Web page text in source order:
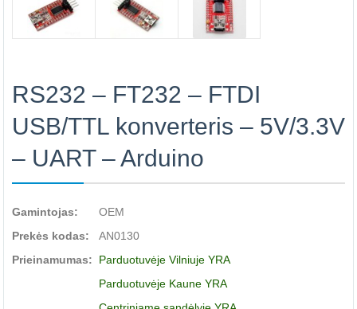
RS232 – FT232 – FTDI
USB/TTL konverteris – 5V/3.3V
– UART – Arduino
Gamintojas:
OEM
Prekės kodas:
AN0130
Prieinamumas:
Parduotuvėje Vilniuje YRA
Parduotuvėje Kaune YRA